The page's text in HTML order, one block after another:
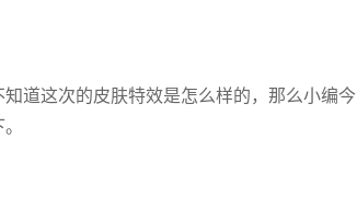
道这次的皮肤特效是怎么样的，那么小编今